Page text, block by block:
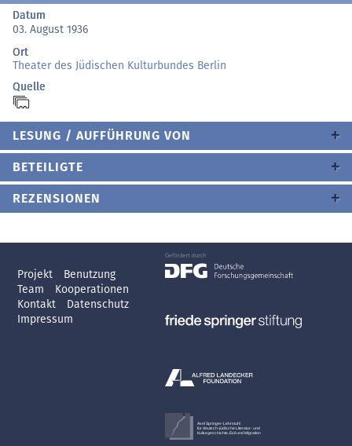
Datum
03. August 1936
Ort
Theater des Jüdischen Kulturbundes Berlin
Quelle
LESUNG / AUFFÜHRUNG VON
BETEILIGTE
REZENSIONEN
Projekt
Benutzung
Team
Kooperationen
Kontakt
Datenschutz
Impressum
Axel Springer-Lehrstuhl
für deutsch-jüdische Literatur- und
Kulturgeschichte, Exil und Migration